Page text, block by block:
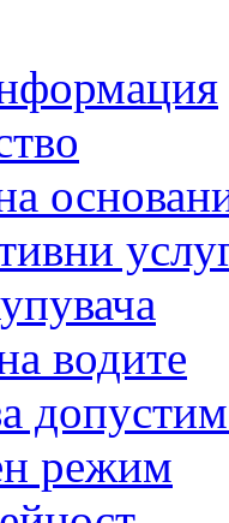
водите
режим